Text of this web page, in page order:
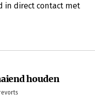
in direct contact met
houden